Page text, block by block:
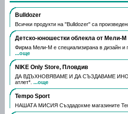
Bulldozer
Всички продукти на "Bulldozer" са
Детско-юношестки облекла от Мели-М
Фирма Мели-М е специализирана в дизайн и
...още
NIKE Only Store, Пловдив
ДА ВДЪХНОВЯВАМЕ И ДА СЪЗДАВАМЕ
атлет*. ...още
Tempo Sport
НАШАТА МИСИЯ Създадохме магазините